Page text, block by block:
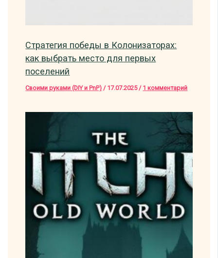
Стратегия победы в Колонизаторах:
как выбрать место для первых
поселений
Своими руками (DIY и PnP) / 17.07.2025 / 1 комментарий